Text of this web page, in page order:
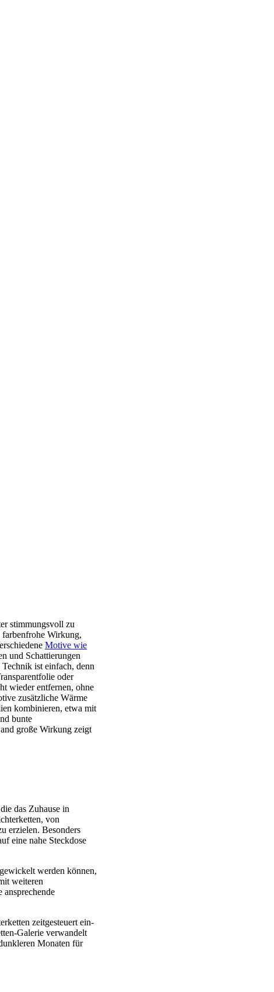
stimmungsvoll zu
farbenfrohe Wirkung,
Motive wie
und Schattierungen
ist einfach, denn
oder
wieder entfernen, ohne
zusätzliche Wärme
kombinieren, etwa mit
bunte
große Wirkung zeigt
das Zuhause in
von
erzielen. Besonders
eine nahe Steckdose
werden können,
weiteren
ansprechende
zeitgesteuert ein-
Galerie verwandelt
Monaten für